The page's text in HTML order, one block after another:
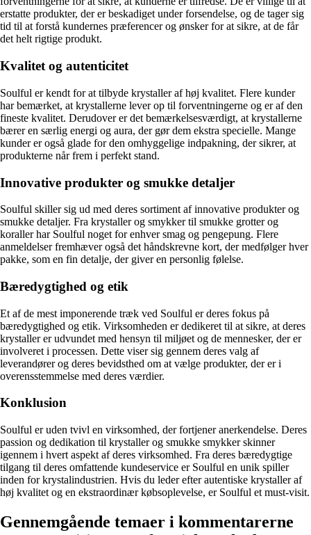
erstatte produkter, der er beskadiget under forsendelse, og de tager sig
tid til at forstå kundernes præferencer og ønsker for at sikre, at de får
det helt rigtige produkt.
Kvalitet og autenticitet
Soulful er kendt for at tilbyde krystaller af høj kvalitet. Flere kunder
har bemærket, at krystallerne lever op til forventningerne og er af den
fineste kvalitet. Derudover er det bemærkelsesværdigt, at krystallerne
bærer en særlig energi og aura, der gør dem ekstra specielle. Mange
kunder er også glade for den omhyggelige indpakning, der sikrer, at
produkterne når frem i perfekt stand.
Innovative produkter og smukke detaljer
Soulful skiller sig ud med deres sortiment af innovative produkter og
smukke detaljer. Fra krystaller og smykker til smukke grotter og
koraller har Soulful noget for enhver smag og pengepung. Flere
anmeldelser fremhæver også det håndskrevne kort, der medfølger hver
pakke, som en fin detalje, der giver en personlig følelse.
Bæredygtighed og etik
Et af de mest imponerende træk ved Soulful er deres fokus på
bæredygtighed og etik. Virksomheden er dedikeret til at sikre, at deres
krystaller er udvundet med hensyn til miljøet og de mennesker, der er
involveret i processen. Dette viser sig gennem deres valg af
leverandører og deres bevidsthed om at vælge produkter, der er i
overensstemmelse med deres værdier.
Konklusion
Soulful er uden tvivl en virksomhed, der fortjener anerkendelse. Deres
passion og dedikation til krystaller og smukke smykker skinner
igennem i hvert aspekt af deres virksomhed. Fra deres bæredygtige
tilgang til deres omfattende kundeservice er Soulful en unik spiller
inden for krystalindustrien. Hvis du leder efter autentiske krystaller af
høj kvalitet og en ekstraordinær købsoplevelse, er Soulful et must-visit.
Gennemgående temaer i kommentarerne